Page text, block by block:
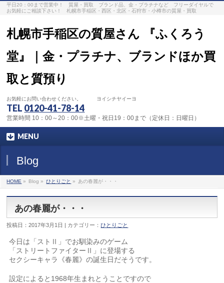
平日20：00まで営業中！ 質屋・買取 ブランド品、金・プラチナなど フリーダイヤルで
お気軽にご相談下さい！ 札幌市手稲区・西区・北区・石狩市・小樽市の質屋・買取
札幌市手稲区の質屋さん 『ふくろう
堂』｜金・プラチナ、ブランドほか買
取と質預り
お気軽にお問い合わせください。 ヨイシチヤイーヨ
TEL 0120-41-78-14
営業時間 10：00～20：00※土曜・祝日19：00まで（定休日：日曜日）
MENU
Blog
HOME » Blog » ひとりごと » あの春麗が・・・
あの春麗が・・・
投稿日：2017年3月1日 | カテゴリー：ひとりごと
今日は「ストⅡ」でお馴染みのゲーム
「ストリートファイターⅡ」に登場する
セクシーキャラ《春麗》の誕生日だそうです。
設定によると1968年生まれとうことですので